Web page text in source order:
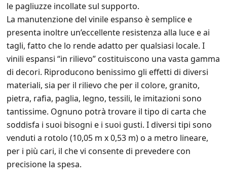
le pagliuzze incollate sul supporto.
La manutenzione del vinile espanso è semplice e
presenta inoltre un’eccellente resistenza alla luce e ai
tagli, fatto che lo rende adatto per qualsiasi locale. I
vinili espansi “in rilievo” costituiscono una vasta gamma
di decori. Riproducono benissimo gli effetti di diversi
materiali, sia per il rilievo che per il colore, granito,
pietra, rafia, paglia, legno, tessili, le imitazioni sono
tantissime. Ognuno potrà trovare il tipo di carta che
soddisfa i suoi bisogni e i suoi gusti. I diversi tipi sono
venduti a rotolo (10,05 m x 0,53 m) o a metro lineare,
per i più cari, il che vi consente di prevedere con
precisione la spesa.